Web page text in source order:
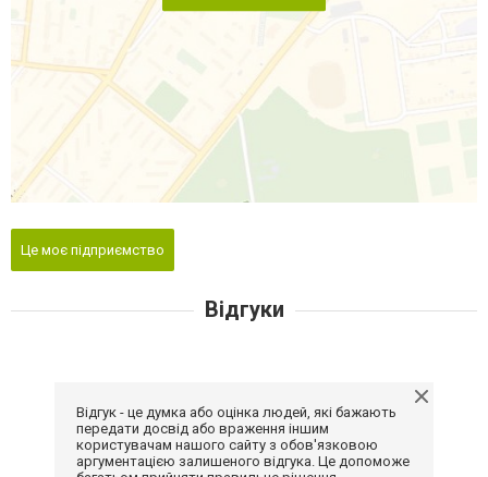
Це моє підприємство
Відгуки
Відгук - це думка або оцінка людей, які бажають
передати досвід або враження іншим
користувачам нашого сайту з обов'язковою
аргументацією залишеного відгука. Це допоможе